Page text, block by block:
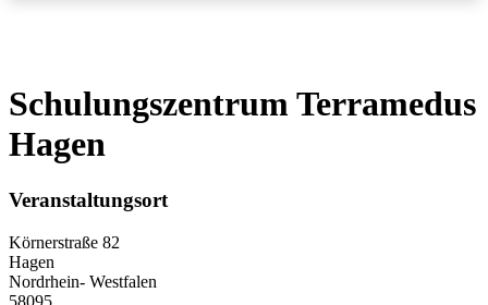
Schulungszentrum Terramedus
Hagen
Veranstaltungsort
Körnerstraße 82
Hagen
Nordrhein- Westfalen
58095